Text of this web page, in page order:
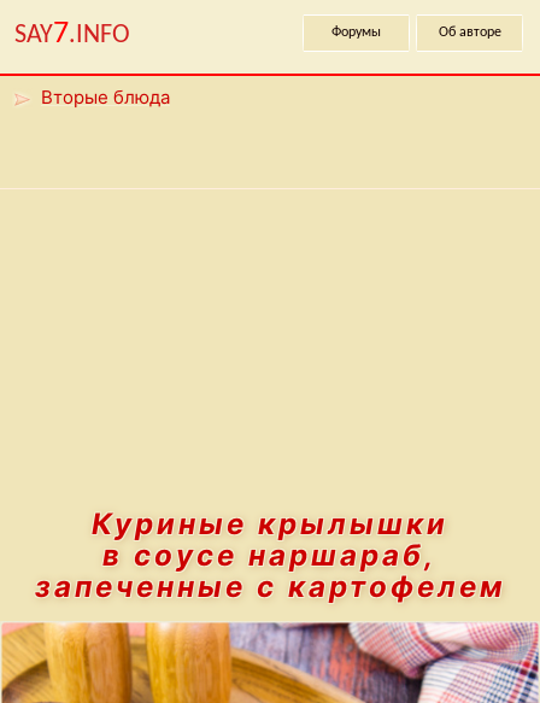
SAY7.INFO Форумы Об авторе
Вторые блюда
Куриные крылышки
в соусе наршараб,
запеченные с картофелем